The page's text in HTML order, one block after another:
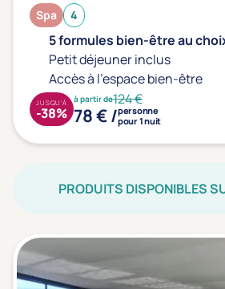
Spa 4
5 formules bien-être au
Petit déjeuner inclus
Accès à l'espace bien-être
à partir de124 €
78 € /personne
pour 1 nuit
JUSQU'À
-38%
PRODUITS DISPONIBLES